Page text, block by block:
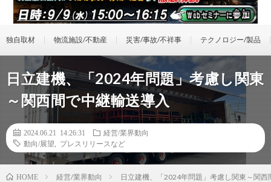
独自取材 物流施設/不動産 災害/事故/不祥事 テクノロジー/製品
日立建機、「2024年問題」考慮し関東
～関西間で中継輸送導入
2024.06.21 14:26:31
経営/業界動向
動向/展望
プレスリリースなど
HOME 経営/業界動向 日立建機、「2024年問題」考慮し関東～関西